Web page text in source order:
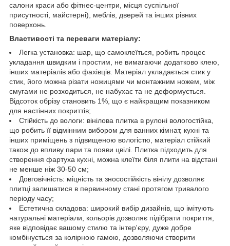
салони краси або фітнес-центри, місця суспільної
присутності, майстерні), меблів, дверей та інших рівних
поверхонь.
Властивості та переваги матеріалу:
Легка установка: шар, що самоклеїться, робить процес
укладання швидким і простим, не вимагаючи додатково клею,
інших матеріалів або фахівців. Матеріал укладається стик у
стик, його можна різати ножицями чи монтажним ножем, між
смугами не розходиться, не набухає та не деформується.
Відсоток обрізу становить 1%, що є найкращим показником
для настінних покриттів;
Стійкість до вологи: вінілова плитка в рулоні вологостійка,
що робить її відмінним вибором для ванних кімнат, кухні та
інших приміщень з підвищеною вологістю, матеріал стійкий
також до впливу пари та появи цвілі. Плитка підходить для
створення фартуха кухні, можна клеїти біля плити на відстані
не менше ніж 30-50 см;
Довговічність: міцність та зносостійкість вінілу дозволяє
плитці залишатися в первинному стані протягом тривалого
періоду часу;
Естетична складова: широкий вибір дизайнів, що імітують
натуральні матеріали, кольорів дозволяє підібрати покриття,
яке відповідає вашому стилю та інтер'єру, дуже добре
комбінується за колірною гамою, дозволяючи створити